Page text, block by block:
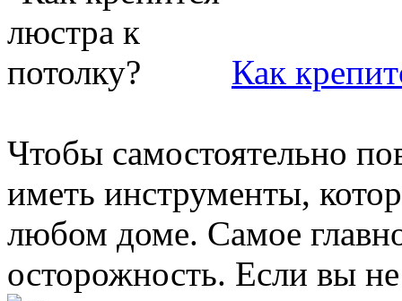
Как
Чтобы самостоятельно
иметь инструменты,
любом доме. Самое
осторожность. Если вы